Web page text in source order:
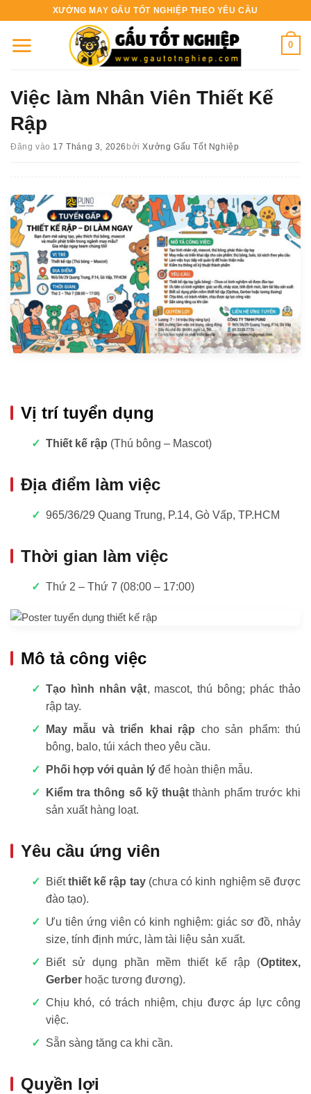
nội
XƯỞNG MAY GẤU TỐT NGHIỆP THEO YÊU CẦU
0
Việc làm Nhân Viên Thiết Kế
Rập
Đăng vào 17 Tháng 3, 2026 bởiXưởng Gấu Tốt Nghiệp
Vị trí tuyển dụng
Thiết kế rập (Thú bông – Mascot)
Địa điểm làm việc
965/36/29 Quang Trung, P.14, Gò Vấp, TP.HCM
Thời gian làm việc
Thứ 2 – Thứ 7 (08:00 – 17:00)
Mô tả công việc
Tạo hình nhân vật, mascot, thú bông; phác thảo
rập tay.
May mẫu và triển khai rập cho sản phẩm: thú
bông, balo, túi xách theo yêu cầu.
Phối hợp với quản lýđể hoàn thiện mẫu.
Kiểm tra thông số kỹ thuật thành phẩm trước khi
sản xuất hàng loạt.
Yêu cầu ứng viên
Biếtthiết kế rập tay(chưa có kinh nghiệm sẽ được
đào tạo).
Ưu tiên ứng viên có kinh nghiệm: giác sơ đồ, nhảy
size, tính định mức, làm tài liệu sản xuất.
Biết sử dụng phần mềm thiết kế rập (Optitex,
Gerberhoặc tương đương).
Chịu khó, có trách nhiệm, chịu được áp lực công
việc.
Sẵn sàng tăng ca khi cần.
Quyền lợi